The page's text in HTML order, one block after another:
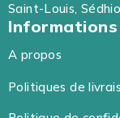
Saint-Louis,
Informations
A propos
Politiques de